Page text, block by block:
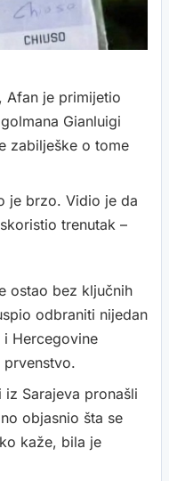
Afan je primijetio
Gianluigi
zabilješke o tome
je brzo. Vidio je da
trenutak –
ostao bez ključnih
odbraniti nijedan
i Hercegovine
prvenstvo.
Sarajeva pronašli
objasnio šta se
kaže, bila je